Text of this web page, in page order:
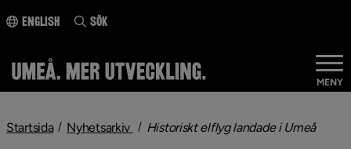
innehållet
English Sök
MENY
Startsida Nyhetsarkiv nivå i brödsmulenavigeringen
Historiskt elflyg landade i Umeånivå i